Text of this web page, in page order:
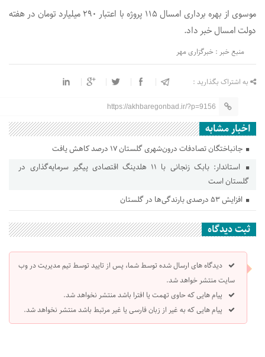
موسوی از بهره برداری امسال ۱۱۵ پروژه با اعتبار ۲۹۰ میلیارد تومان در هفته
دولت امسال خبر داد.
منبع خبر : خبرگزاری مهر
به اشتراک بگذارید :
https://akhbaregonbad.ir/?p=9156
اخبار مشابه
جانباختگان تصادفات درون‌شهری گلستان ۱۷ درصد کاهش یافت
استاندار: بابک زنجانی با ۱۱ هلدینگ اقتصادی پیگیر سرمایه‌گذاری در
گلستان است
افزایش ۵۳ درصدی بارندگی‌ها در گلستان
ثبت دیدگاه
دیدگاه های ارسال شده توسط شما، پس از تایید توسط تیم مدیریت در وب
سایت منتشر خواهد شد.
پیام هایی که حاوی تهمت یا افترا باشد منتشر نخواهد شد.
پیام هایی که به غیر از زبان فارسی یا غیر مرتبط باشد منتشر نخواهد شد.